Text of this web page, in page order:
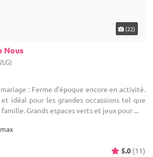
et idéal pour les grandes occassions tel que